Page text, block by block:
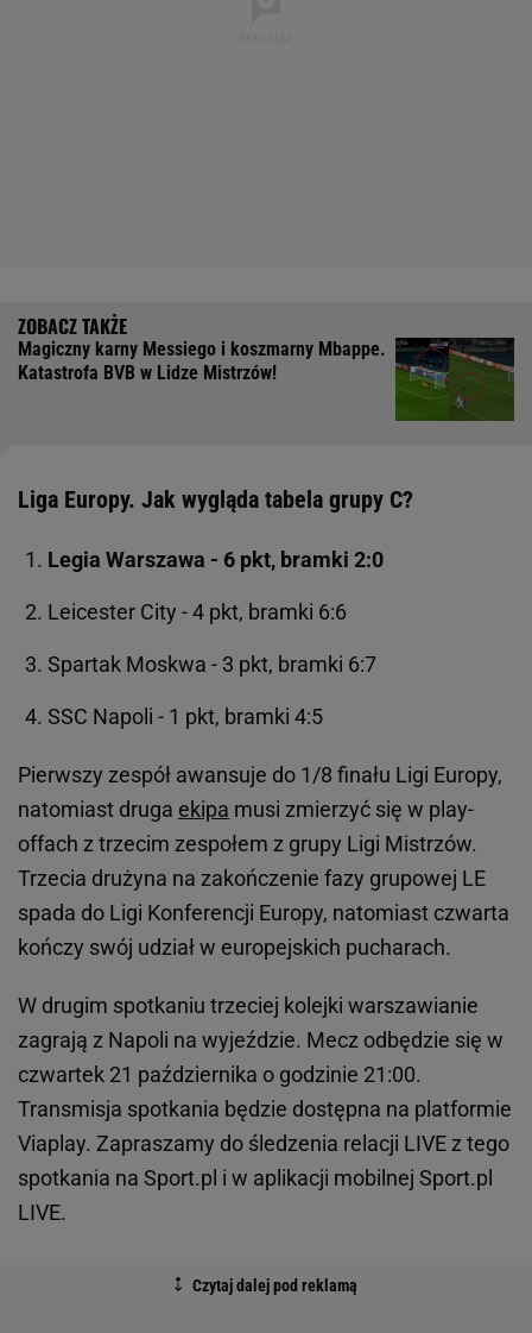
Magiczny karny Messiego i koszmarny Mbappe.
Katastrofa BVB w Lidze Mistrzów!
Liga Europy. Jak wygląda tabela grupy C?
Legia Warszawa - 6 pkt, bramki 2:0
Leicester City - 4 pkt, bramki 6:6
Spartak Moskwa - 3 pkt, bramki 6:7
SSC Napoli - 1 pkt, bramki 4:5
Pierwszy zespół awansuje do 1/8 finału Ligi Europy,
natomiast druga ekipa musi zmierzyć się w play-
offach z trzecim zespołem z grupy Ligi Mistrzów.
Trzecia drużyna na zakończenie fazy grupowej LE
spada do Ligi Konferencji Europy, natomiast czwarta
kończy swój udział w europejskich pucharach.
W drugim spotkaniu trzeciej kolejki warszawianie
zagrają z Napoli na wyjeździe. Mecz odbędzie się w
czwartek 21 października o godzinie 21:00.
Transmisja spotkania będzie dostępna na platformie
Viaplay. Zapraszamy do śledzenia relacji LIVE z tego
spotkania na Sport.pl i w aplikacji mobilnej Sport.pl
LIVE.